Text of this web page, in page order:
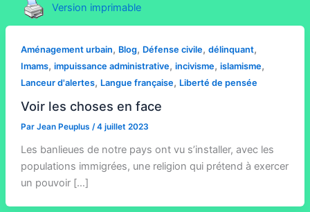
Version imprimable
Aménagement urbain, Blog, Défense civile, délinquant,
Imams, impuissance administrative, incivisme, islamisme,
Lanceur d'alertes, Langue française, Liberté de pensée
Voir les choses en face
Par Jean Peuplus /4 juillet 2023
Les banlieues de notre pays ont vu s’installer, avec les
populations immigrées, une religion qui prétend à exercer
un pouvoir […]